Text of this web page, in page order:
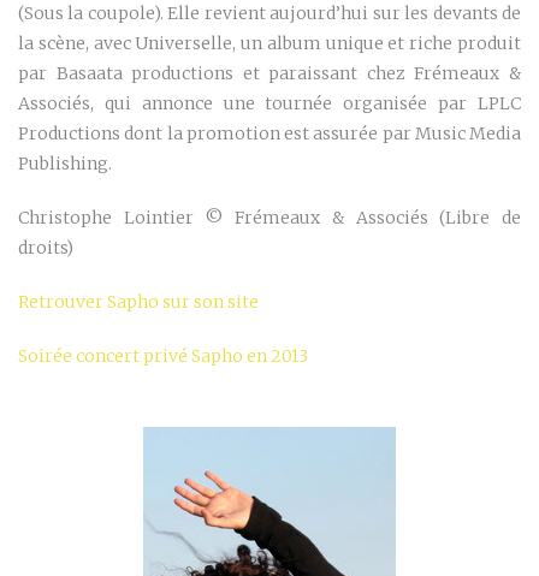
(Sous la coupole). Elle revient aujourd’hui sur les devants de
la scène, avec Universelle, un album unique et riche produit
par Basaata productions et paraissant chez Frémeaux &
Associés, qui annonce une tournée organisée par LPLC
Productions dont la promotion est assurée par Music Media
Publishing.
Christophe Lointier © Frémeaux & Associés (Libre de
droits)
Retrouver Sapho sur son site
Soirée concert privé Sapho en 2013